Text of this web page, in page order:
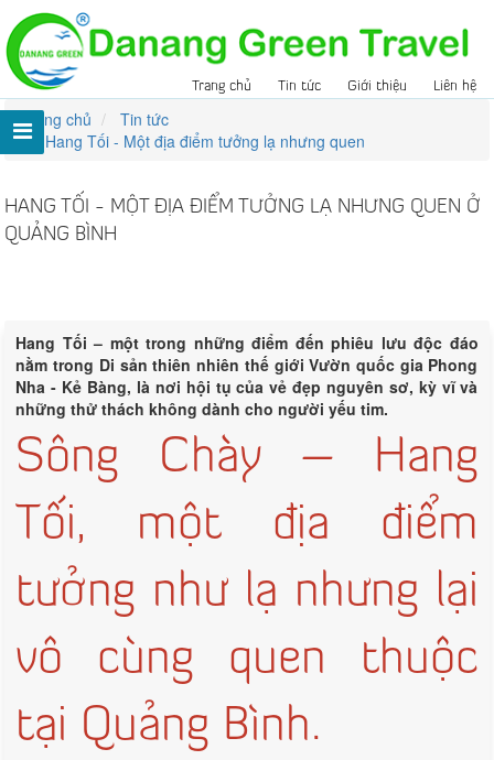
Trang chủ Tin tức Giới thiệu Liên hệ
Trang chủ
Tin tức
Hang Tối - Một địa điểm tưởng lạ nhưng quen
HANG TỐI - MỘT ĐỊA ĐIỂM TƯỞNG LẠ NHƯNG QUEN Ở
QUẢNG BÌNH
Hang Tối – một trong những điểm đến phiêu lưu độc đáo
nằm trong Di sản thiên nhiên thế giới Vườn quốc gia Phong
Nha - Kẻ Bàng, là nơi hội tụ của vẻ đẹp nguyên sơ, kỳ vĩ và
những thử thách không dành cho người yếu tim.
Sông Chày – Hang
Tối, một địa điểm
tưởng như lạ nhưng lại
vô cùng quen thuộc
tại Quảng Bình.